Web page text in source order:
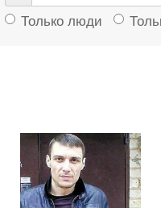
Только люди